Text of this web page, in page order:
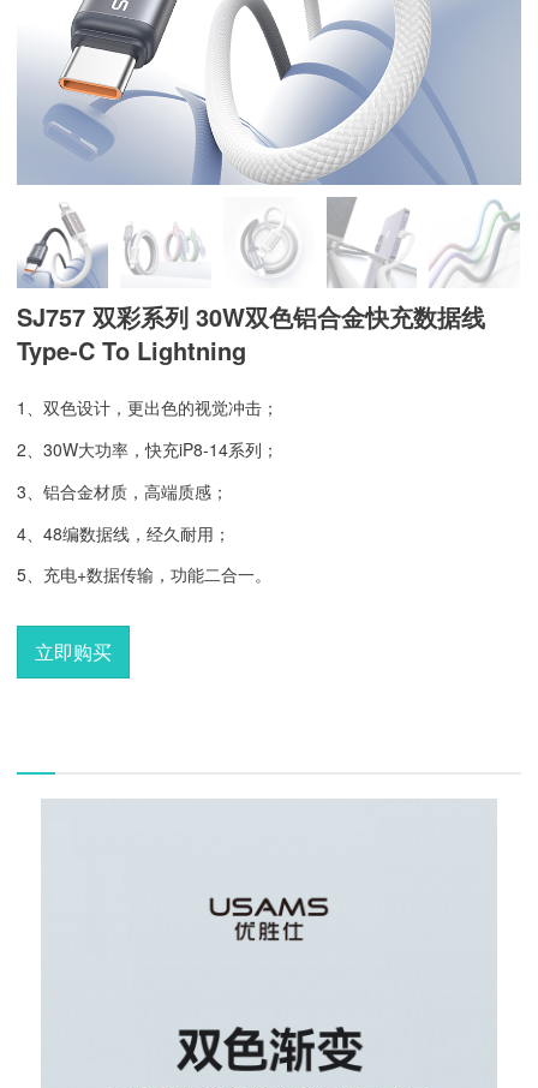
SJ757 双彩系列 30W双色铝合金快充数据线
Type-C To Lightning
1、双色设计，更出色的视觉冲击；
2、30W大功率，快充iP8-14系列；
3、铝合金材质，高端质感；
4、48编数据线，经久耐用；
5、充电+数据传输，功能二合一。
立即购买